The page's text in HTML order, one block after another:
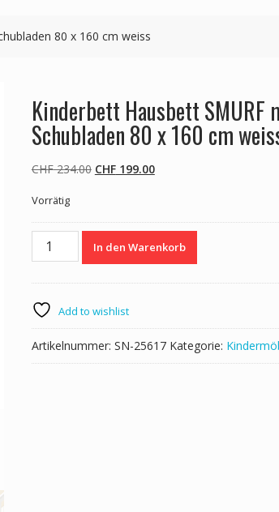
80 x 160 cm weiss
Kinderbett Hausbett SMURF
Schubladen 80 x 160 cm
CHF234.00 Ursprünglicher
CHF 234.00
CHF199.00Aktueller
CHF 199.00.
Vorrätig
Kinderbett
2
Schubladen
80
x
In den Warenkorb
Add to wishlist
Artikelnummer: SN-25617 Kategorie: